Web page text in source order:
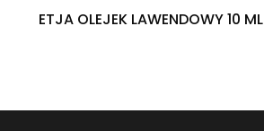
ETJA OLEJEK LAWENDOWY 10 ML